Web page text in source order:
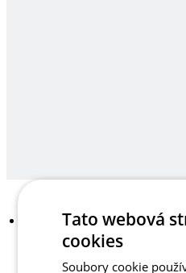
Tato webová
cookies
Soubory cookie